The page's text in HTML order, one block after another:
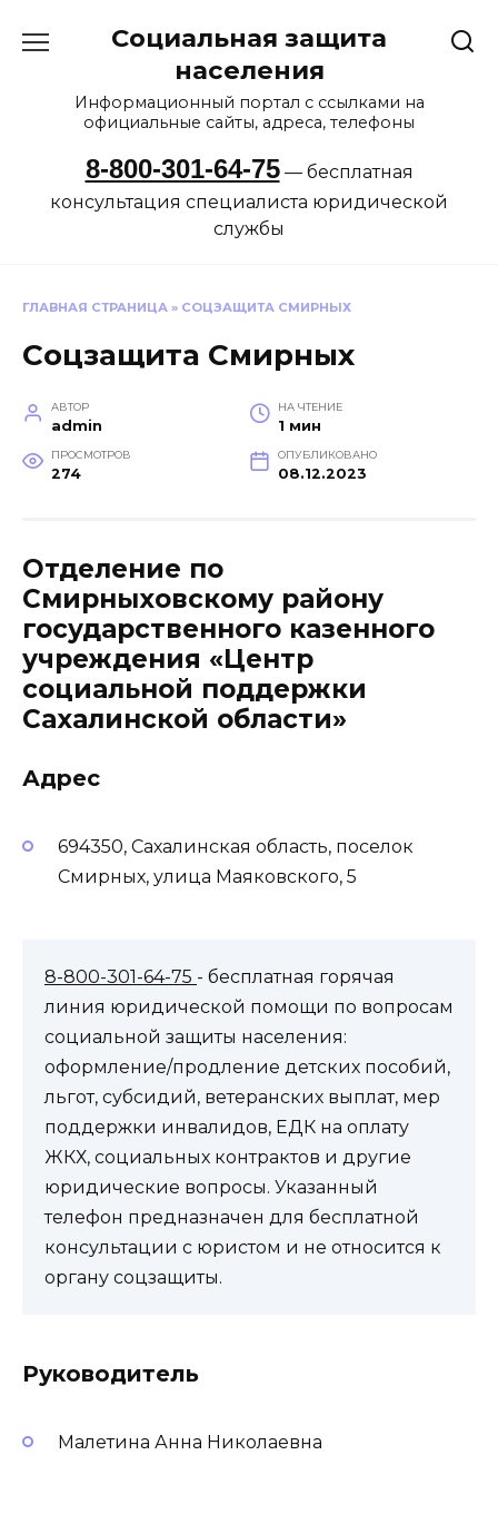
Социальная защита
населения
Информационный портал с ссылками на
официальные сайты, адреса, телефоны
8-800-301-64-75— бесплатная
консультация специалиста юридической
службы
ГЛАВНАЯ СТРАНИЦА » СОЦЗАЩИТА СМИРНЫХ
Соцзащита Смирных
АВТОР
admin
НА ЧТЕНИЕ
1 мин
ПРОСМОТРОВ
274
ОПУБЛИКОВАНО
08.12.2023
Отделение по
Смирныховскому району
государственного казенного
учреждения «Центр
социальной поддержки
Сахалинской области»
Адрес
694350, Сахалинская область, поселок
Смирных, улица Маяковского, 5
8-800-301-64-75 - бесплатная горячая
линия юридической помощи по вопросам
социальной защиты населения:
оформление/продление детских пособий,
льгот, субсидий, ветеранских выплат, мер
поддержки инвалидов, ЕДК на оплату
ЖКХ, социальных контрактов и другие
юридические вопросы. Указанный
телефон предназначен для бесплатной
консультации с юристом и не относится к
органу соцзащиты.
Руководитель
Малетина Анна Николаевна